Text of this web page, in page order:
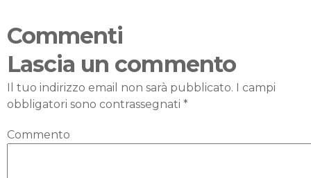
Commenti
Lascia un commento
Il tuo indirizzo email non sarà pubblicato. I campi
obbligatori sono contrassegnati *
Commento